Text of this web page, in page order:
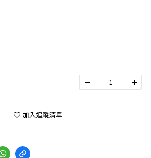
加入追蹤清單